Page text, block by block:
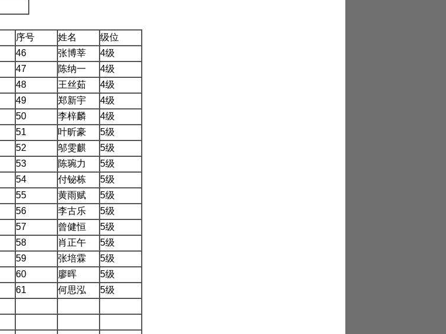
序号 姓名
级位
46 张博莘 4级
47 陈纳一 4级
48 王丝茹 4级
49 郑新宇 4级
50 李梓麟 4级
51 叶昕豪 5级
52 邬雯麒 5级
53 陈琬力 5级
54 付铋栋 5级
55 黄雨赋 5级
56 李古乐 5级
57 曾健恒 5级
58 肖正午 5级
59 张培霖 5级
60 廖晖 5级
61 何思泓 5级